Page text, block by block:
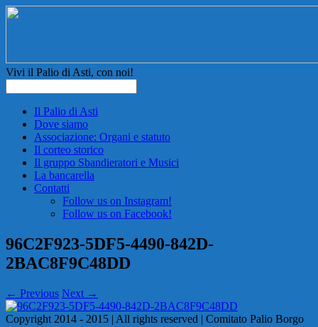
Vivi il Palio di Asti, con noi!
Il Palio di Asti
Dove siamo
Associazione: Organi e statuto
Il corteo storico
Il gruppo Sbandieratori e Musici
La bancarella
Contatti
Follow us on Instagram!
Follow us on Facebook!
96C2F923-5DF5-4490-842D-
2BAC8F9C48DD
← Previous Next →
Copyright 2014 - 2015 | All rights reserved | Comitato Palio Borgo